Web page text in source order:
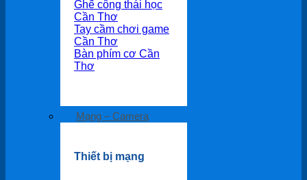
Ghế công thái học
Cần Thơ
Tay cầm chơi game
Cần Thơ
Bàn phím cơ Cần
Thơ
Mạng – Camera
Thiết bị mạng